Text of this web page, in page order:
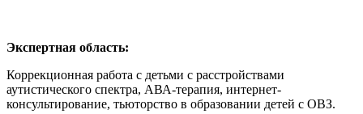
Экспертная область:
Коррекционная работа с детьми с расстройствами
аутистического спектра, АВА-терапия, интернет-
консультирование, тьюторство в образовании детей с ОВЗ.